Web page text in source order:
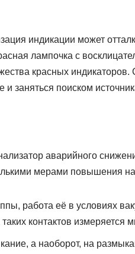
индикации может
лампочка с
красных
и заняться поиском
аварийного
мерами повышения
работа её в условиях
контактов измеряется
а наоборот, на